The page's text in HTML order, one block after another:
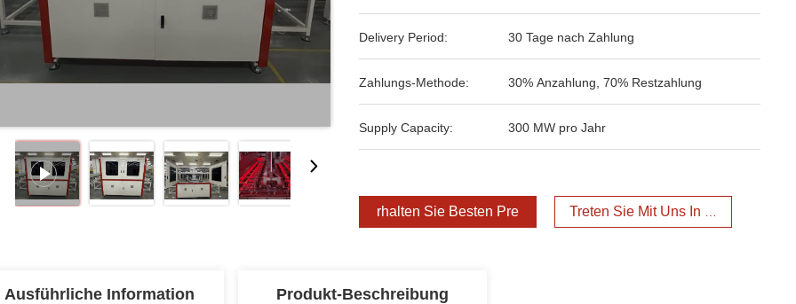
Delivery Period: 30 Tage nach Zahlung
Zahlungs-Methode: 30% Anzahlung, 70% Restzahlung
Supply Capacity: 300 MW pro Jahr
Erhalten Sie Besten Preis Treten Sie Mit Uns In Verbindung
Ausführliche Information Produkt-Beschreibung